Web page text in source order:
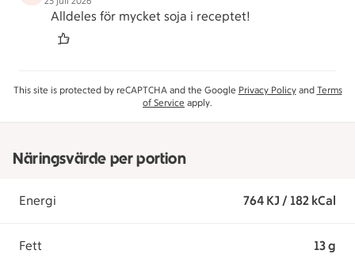
Alldeles för mycket soja i receptet!
This site is protected by reCAPTCHA and the Google Privacy Policyand Terms
of Service apply.
Näringsvärde per portion
Energi 764 KJ / 182 kCal
Fett 13 g